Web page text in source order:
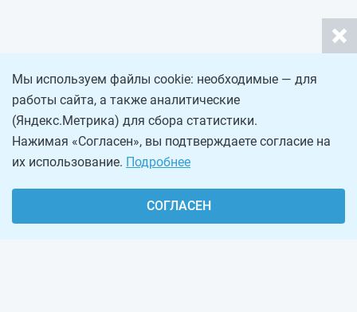
Мы используем файлы cookie: необходимые — для
работы сайта, а также аналитические
(Яндекс.Метрика) для сбора статистики.
Нажимая «Согласен», вы подтверждаете согласие на
их использование. Подробнее
СОГЛАСЕН